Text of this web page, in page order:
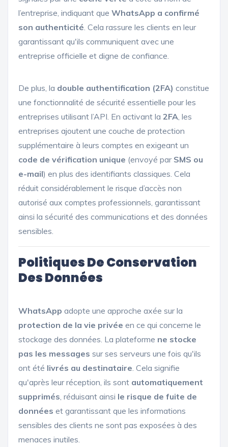
l’entreprise, indiquant que WhatsApp a confirmé
son authenticité. Cela rassure les clients en leur
garantissant qu'ils communiquent avec une
entreprise officielle et digne de confiance.
De plus, la double authentification (2FA) constitue
une fonctionnalité de sécurité essentielle pour les
entreprises utilisant l’API. En activant la 2FA, les
entreprises ajoutent une couche de protection
supplémentaire à leurs comptes en exigeant un
code de vérification unique (envoyé par SMS ou
e-mail) en plus des identifiants classiques. Cela
réduit considérablement le risque d’accès non
autorisé aux comptes professionnels, garantissant
ainsi la sécurité des communications et des données
sensibles.
Politiques De Conservation
Des Données
WhatsApp adopte une approche axée sur la
protection de la vie privée en ce qui concerne le
stockage des données. La plateforme ne stocke
pas les messages sur ses serveurs une fois qu'ils
ont été livrés au destinataire. Cela signifie
qu'après leur réception, ils sont automatiquement
supprimés, réduisant ainsi le risque de fuite de
données et garantissant que les informations
sensibles des clients ne sont pas exposées à des
menaces inutiles.